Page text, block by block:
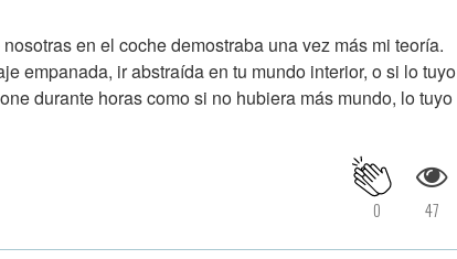
en el coche demostraba una vez más mi teoría.
empanada, ir abstraída en tu mundo interior, o si lo tuyo
durante horas como si no hubiera más mundo, lo tuyo
47
0